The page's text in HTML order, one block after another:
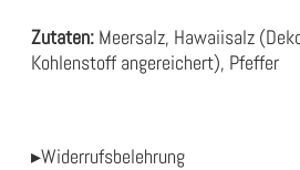
Zutaten: Meersalz, Hawaiisalz
Kohlenstoff angereichert), Pfeffer
▸Widerrufsbelehrung